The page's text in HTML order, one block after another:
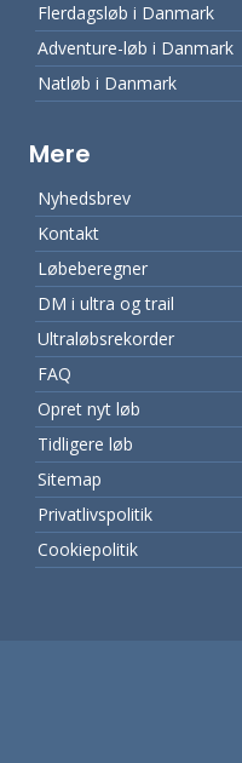
Flerdagsløb i Danmark
Adventure-løb i Danmark
Natløb i Danmark
Mere
Nyhedsbrev
Kontakt
Løbeberegner
DM i ultra og trail
Ultraløbsrekorder
FAQ
Opret nyt løb
Tidligere løb
Sitemap
Privatlivspolitik
Cookiepolitik